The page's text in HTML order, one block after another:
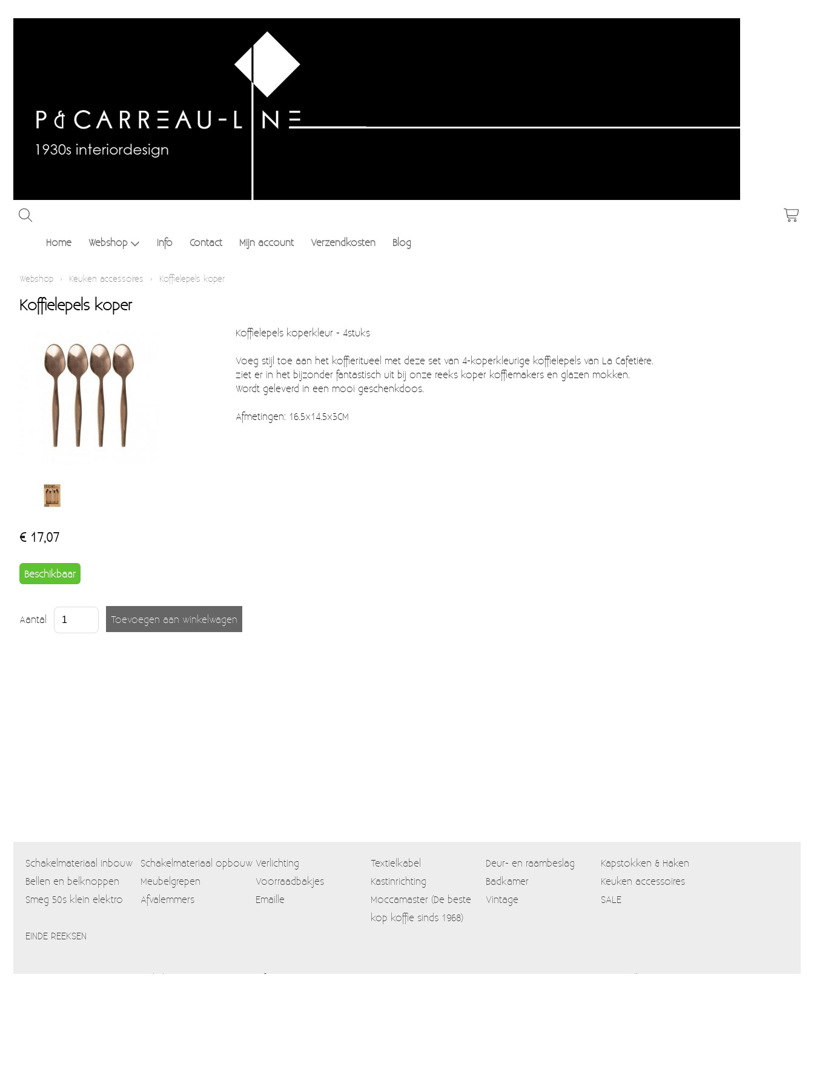
Home Webshop Info Contact Mijn account Verzendkosten Blog
Webshop › Keuken accessoires › Koffielepels koper
Koffielepels koper
Koffielepels koperkleur - 4stuks
Voeg stijl toe aan het koffieritueel met deze set van 4-koperkleurige koffielepels van La Cafetière.
ziet er in het bijzonder fantastisch uit bij onze reeks koper koffiemakers en glazen mokken.
Wordt geleverd in een mooi geschenkdoos.
Afmetingen: 16.5x14.5x3CM
€ 17,07
Beschikbaar
Aantal
Schakelmateriaal inbouw Schakelmateriaal opbouw Verlichting Textielkabel Deur- en raambeslag
Kapstokken & Haken
Bellen en belknoppen
Meubelgrepen Voorraadbakjes Kastinrichting Badkamer
Keuken accessoires
Smeg 50s klein elektro
Afvalemmers Emaille
Moccamaster (De beste
kop koffie sinds 1968)
Vintage SALE
EINDE REEKSEN
Webshop Info
Verzendkosten